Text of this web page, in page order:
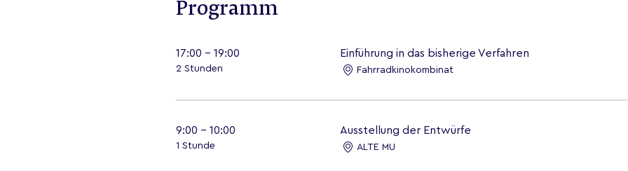
Programm
17:00 - 19:00
2 Stunden
Einführung in das bisherige Verfahren
Fahrradkinokombinat
9:00 - 10:00
1 Stunde
Ausstellung der Entwürfe
ALTE MU